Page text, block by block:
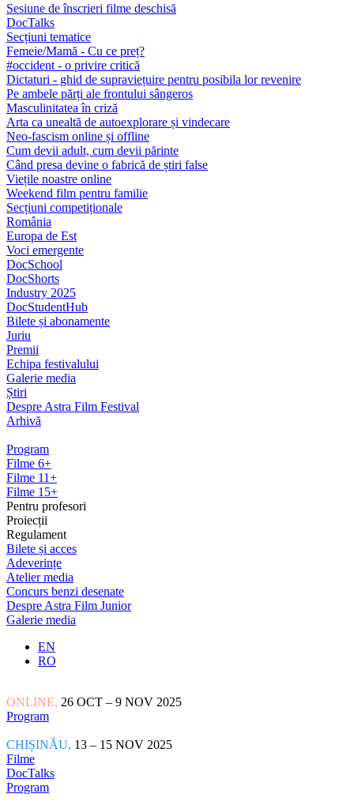
Sesiune de înscrieri filme deschisă
DocTalks
Secțiuni tematice
Femeie/Mamă - Cu ce preț?
#occident - o privire critică
Dictaturi - ghid de supraviețuire pentru posibila lor revenire
Pe ambele părți ale frontului sângeros
Masculinitatea în criză
Arta ca unealtă de autoexplorare și vindecare
Neo-fascism online și offline
Cum devii adult, cum devii părinte
Când presa devine o fabrică de știri false
Viețile noastre online
Weekend film pentru familie
Secțiuni competiționale
România
Europa de Est
Voci emergente
DocSchool
DocShorts
Industry 2025
DocStudentHub
Bilete și abonamente
Juriu
Premii
Echipa festivalului
Galerie media
Știri
Despre Astra Film Festival
Arhivă
Program
Filme 6+
Filme 11+
Filme 15+
Pentru profesori
Proiecții
Regulament
Bilete și acces
Adeverințe
Atelier media
Concurs benzi desenate
Despre Astra Film Junior
Galerie media
EN
RO
ONLINE, 26 OCT – 9 NOV 2025
Program
CHIȘINĂU, 13 – 15 NOV 2025
Filme
DocTalks
Program